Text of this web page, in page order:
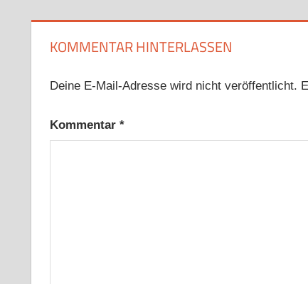
KOMMENTAR HINTERLASSEN
Deine E-Mail-Adresse wird nicht veröffentlicht.
Kommentar *